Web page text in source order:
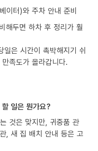
이터)와 주차 안내 준비
해두면 하차 후 정리가 훨
은 시간이 촉박해지기 쉬
족도가 올라갑니다.
일은 뭔가요?
것은 맞지만, 귀중품 관
, 새 집 배치 안내 등은 고